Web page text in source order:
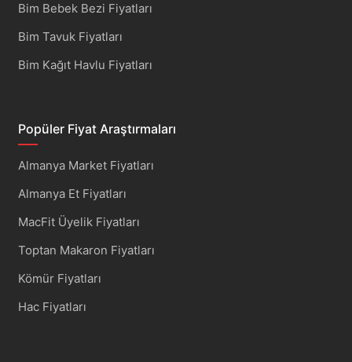
Bim Bebek Bezi Fiyatları
Bim Tavuk Fiyatları
Bim Kağıt Havlu Fiyatları
Popüler Fiyat Araştırmaları
Almanya Market Fiyatları
Almanya Et Fiyatları
MacFit Üyelik Fiyatları
Toptan Makaron Fiyatları
Kömür Fiyatları
Hac Fiyatları